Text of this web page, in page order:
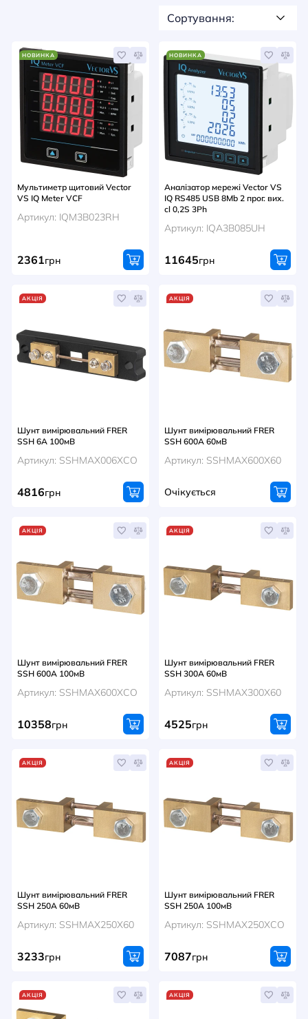
Сортування:
НОВИНКА
Мультиметр щитовий Vector
VS IQ Meter VCF
Артикул: IQM3B023RH
2361грн
НОВИНКА
Аналізатор мережі Vector VS
IQ RS485 USB 8Mb 2 прог. вих.
cl 0,2S 3Ph
Артикул: IQA3B085UH
11645грн
АКЦІЯ
Шунт вимірювальний FRER
SSH 6A 100мВ
Артикул: SSHMAX006XCO
4816грн
АКЦІЯ
Шунт вимірювальний FRER
SSH 600A 60мВ
Артикул: SSHMAX600X60
Очікується
АКЦІЯ
Шунт вимірювальний FRER
SSH 600A 100мВ
Артикул: SSHMAX600XCO
10358грн
АКЦІЯ
Шунт вимірювальний FRER
SSH 300A 60мВ
Артикул: SSHMAX300X60
4525грн
АКЦІЯ
Шунт вимірювальний FRER
SSH 250A 60мВ
Артикул: SSHMAX250X60
3233грн
АКЦІЯ
Шунт вимірювальний FRER
SSH 250A 100мВ
Артикул: SSHMAX250XCO
7087грн
АКЦІЯ АКЦІЯ